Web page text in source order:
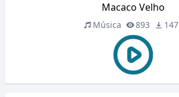
Macaco Velho
Música 893 147